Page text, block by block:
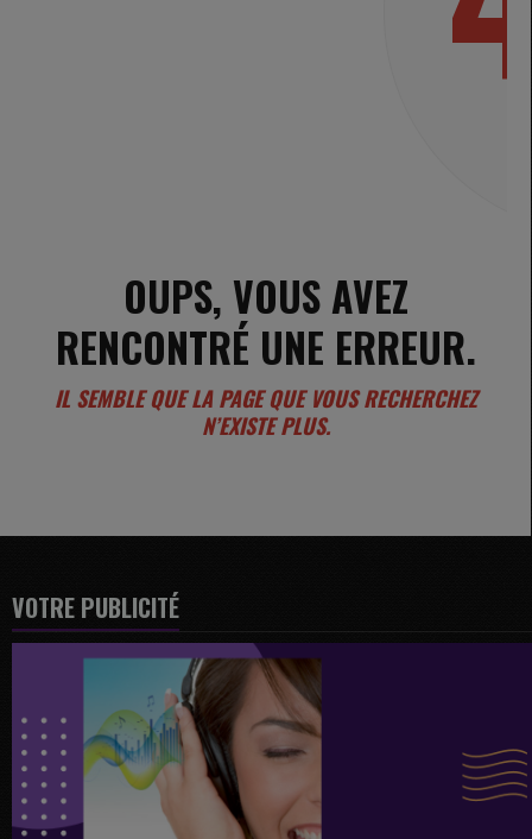
OUPS, VOUS AVEZ
RENCONTRÉ UNE ERREUR.
IL SEMBLE QUE LA PAGE QUE VOUS RECHERCHEZ
N’EXISTE PLUS.
VOTRE PUBLICITÉ